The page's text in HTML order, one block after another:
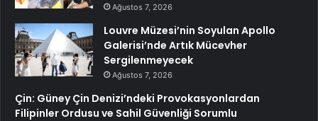
Ağustos 7, 2026
Louvre Müzesi’nin Soyulan Apollo
Galerisi’nde Artık Mücevher
Sergilenmeyecek
Ağustos 7, 2026
Çin: Güney Çin Denizi’ndeki Provokasyonlardan
Filipinler Ordusu ve Sahil Güvenliği Sorumlu